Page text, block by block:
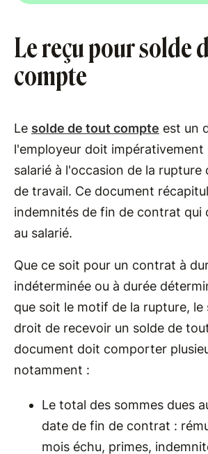
Le reçu pour solde
compte
Le solde de tout compte est un
l'employeur doit impérativement
salarié à l'occasion de la
de travail. Ce document
indemnités de fin de contrat qui
au salarié.
Que ce soit pour un contrat à
indéterminée ou à durée
que soit le motif de la rupture, le
droit de recevoir un solde de
document doit comporter
notamment :
Le total des sommes dues
date de fin de contrat :
mois échu, primes,